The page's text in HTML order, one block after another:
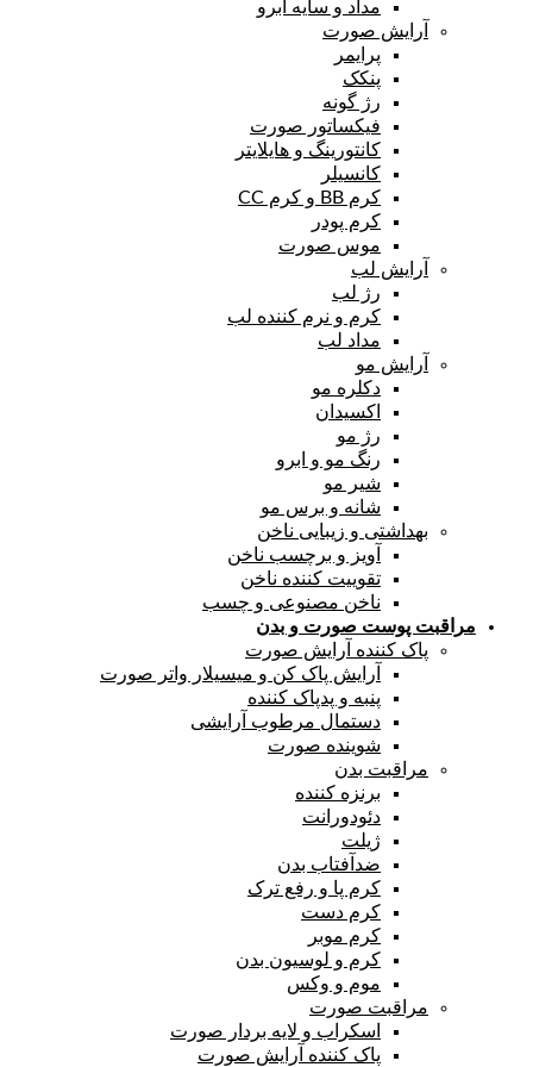
مداد و سایه ابرو
آرایش صورت
پرایمر
پنکک
رژ گونه
فیکساتور صورت
کانتورینگ و هایلایتر
کانسیلر
کرم BB و کرم CC
کرم پودر
موس صورت
آرایش لب
رژ لب
کرم و نرم کننده لب
مداد لب
آرایش مو
دکلره مو
اکسیدان
رژ مو
رنگ مو و ابرو
شیر مو
شانه و برس مو
بهداشتی و زیبایی ناخن
آویز و برچسب ناخن
تقوییت کننده ناخن
ناخن مصنوعی و چسب
مراقبت پوست صورت و بدن
پاک کننده آرایش صورت
آرایش پاک کن و میسیلار واتر صورت
پنبه و پدپاک کننده
دستمال مرطوب آرایشی
شوینده صورت
مراقبت بدن
برنزه کننده
دئودورانت
ژیلت
ضدآفتاب بدن
کرم پا و رفع ترک
کرم دست
کرم موبر
کرم و لوسیون بدن
موم و وکس
مراقبت صورت
اسکراب و لایه بردار صورت
پاک کننده آرایش صورت